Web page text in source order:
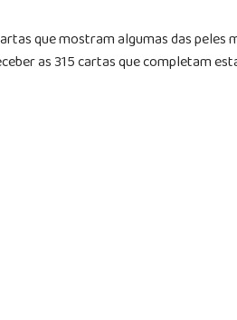
que mostram algumas das peles
as 315 cartas que completam